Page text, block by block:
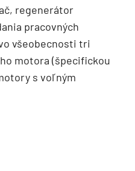
regenerátor
pracovných
všeobecnosti tri
motora (špecifickou
s voľným